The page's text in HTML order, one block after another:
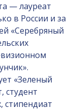
— лауреат
в России и за
«Серебряный
«Зеленый
студент
стипендиат